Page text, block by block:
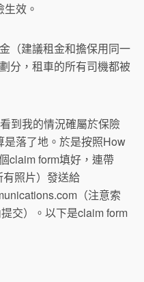
效。
（建議租金和擔保用同一
分，租車的所有司機都被
到我的情況確屬於保險
落了地。於是按照How
claim form填好，連帶
照片）發送給
（注意索
交）。以下是claim form